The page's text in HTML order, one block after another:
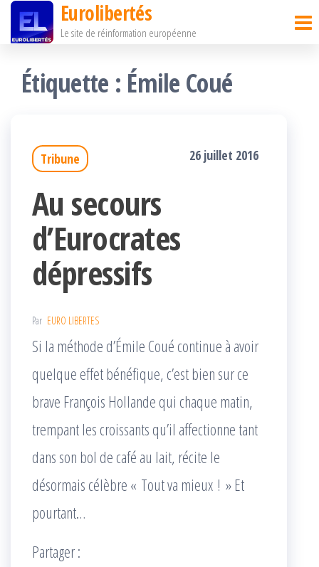
Passer
contenu
Eurolibertés
Le site de réinformation européenne
Étiquette : Émile Coué
Tribune 26 juillet 2016
Au secours
d’Eurocrates
dépressifs
Par EURO LIBERTES
Si la méthode d’Émile Coué continue à avoir
quelque effet bénéfique, c’est bien sur ce
brave François Hollande qui chaque matin,
trempant les croissants qu’il affectionne tant
dans son bol de café au lait, récite le
désormais célèbre « Tout va mieux ! » Et
pourtant…
Partager :